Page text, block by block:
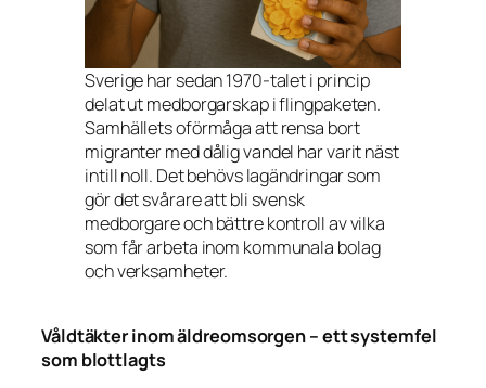
Sverige har sedan 1970-talet i princip
delat ut medborgarskap i flingpaketen.
Samhällets oförmåga att rensa bort
migranter med dålig vandel har varit näst
intill noll. Det behövs lagändringar som
gör det svårare att bli svensk
medborgare och bättre kontroll av vilka
som får arbeta inom kommunala bolag
och verksamheter.
Våldtäkter inom äldreomsorgen – ett systemfel
som blottlagts